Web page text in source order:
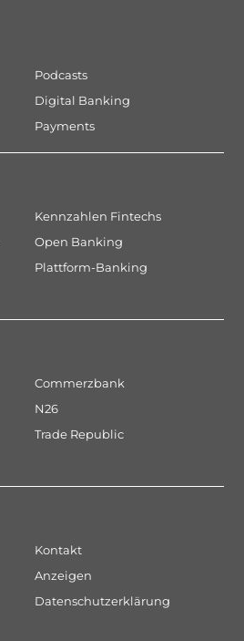
Podcasts
Digital Banking
Payments
Kennzahlen Fintechs
Open Banking
Plattform-Banking
Commerzbank
N26
Trade Republic
Kontakt
Anzeigen
Datenschutzerklärung